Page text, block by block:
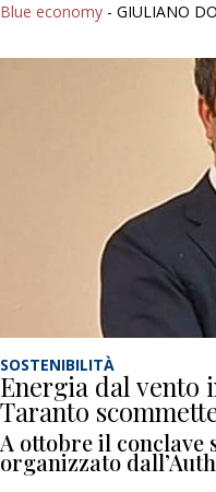
Blue economy - GIULIANO
SOSTENIBILITÀ
Energia dal vento
Taranto
A ottobre il conclave
organizzato